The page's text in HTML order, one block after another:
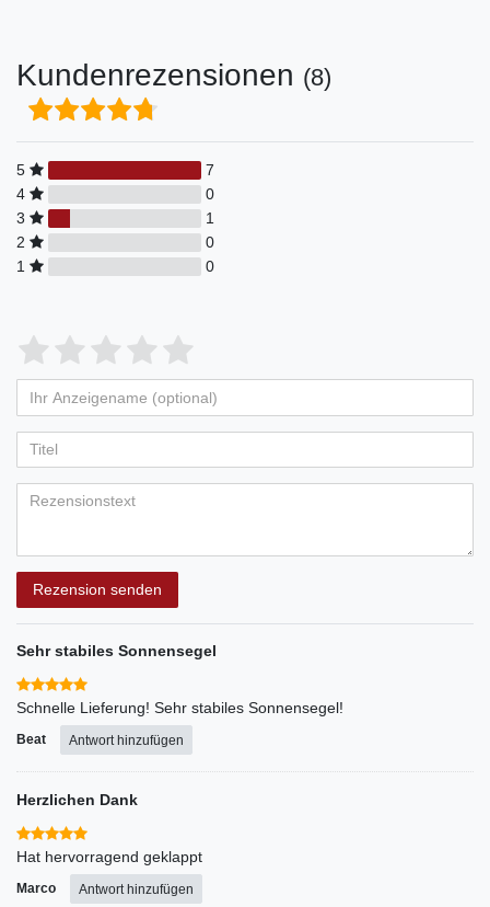
Kundenrezensionen (8)
5
7
4
0
3
1
2
0
1
0
Bewertungssterne
von
5
Bewertungssternen
4
von
5
Bewertungssternen
3
von
5
Bewertungssternen
2
von
5
Bewertungssternen
1
von
5
Bewertungssternen
Anzeigename
(optional)
Rezension senden
Sehr stabiles Sonnensegel
Schnelle Lieferung! Sehr stabiles Sonnensegel!
Beat Antwort hinzufügen
Herzlichen Dank
Hat hervorragend geklappt
Marco Antwort hinzufügen